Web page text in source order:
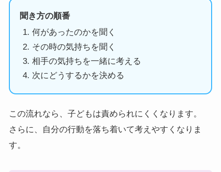
聞き方の順番
何があったのかを聞く
その時の気持ちを聞く
相手の気持ちを一緒に考える
次にどうするかを決める
この流れなら、子どもは責められにくくなります。
さらに、自分の行動を落ち着いて考えやすくなりま
す。